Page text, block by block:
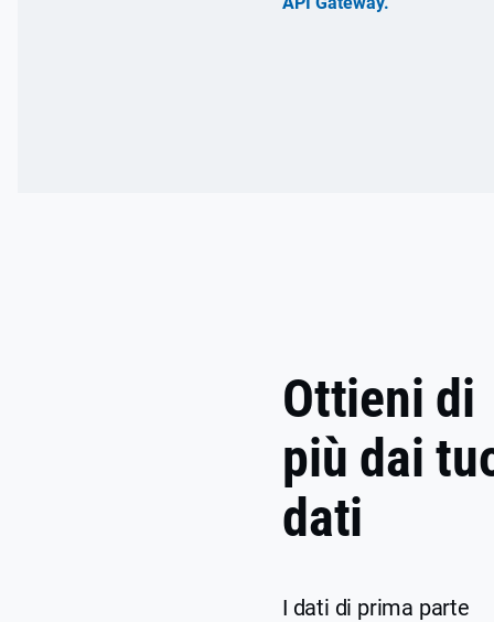
Ottieni di
più dai
dati
I dati di prima parte